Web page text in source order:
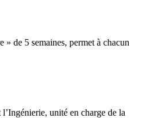
de 5 semaines, permet à chacun
unité en charge de la